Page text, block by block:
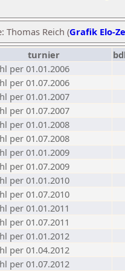
Thomas Reich (Grafik Elo-
turnier
per 01.01.2006
per 01.07.2006
per 01.01.2007
per 01.07.2007
per 01.01.2008
per 01.07.2008
per 01.01.2009
per 01.07.2009
per 01.01.2010
per 01.07.2010
per 01.01.2011
per 01.07.2011
per 01.01.2012
per 01.04.2012
per 01.07.2012